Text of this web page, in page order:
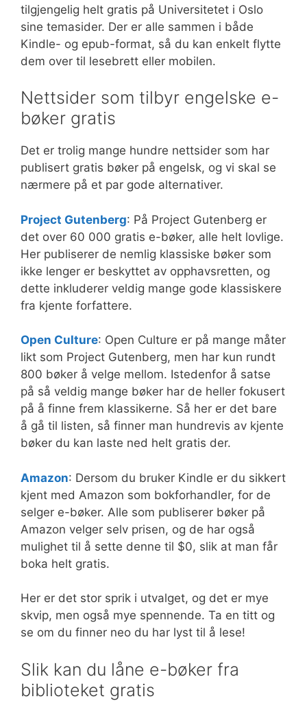
tilgjengelig helt gratis på Universitetet i Oslo
sine temasider. Der er alle sammen i både
Kindle- og epub-format, så du kan enkelt flytte
dem over til lesebrett eller mobilen.
Nettsider som tilbyr engelske e-
bøker gratis
Det er trolig mange hundre nettsider som har
publisert gratis bøker på engelsk, og vi skal se
nærmere på et par gode alternativer.
Project Gutenberg: På Project Gutenberg er
det over 60 000 gratis e-bøker, alle helt lovlige.
Her publiserer de nemlig klassiske bøker som
ikke lenger er beskyttet av opphavsretten, og
dette inkluderer veldig mange gode klassiskere
fra kjente forfattere.
Open Culture: Open Culture er på mange måter
likt som Project Gutenberg, men har kun rundt
800 bøker å velge mellom. Istedenfor å satse
på så veldig mange bøker har de heller fokusert
på å finne frem klassikerne. Så her er det bare
å gå til listen, så finner man hundrevis av kjente
bøker du kan laste ned helt gratis der.
Amazon: Dersom du bruker Kindle er du sikkert
kjent med Amazon som bokforhandler, for de
selger e-bøker. Alle som publiserer bøker på
Amazon velger selv prisen, og de har også
mulighet til å sette denne til $0, slik at man får
boka helt gratis.
Her er det stor sprik i utvalget, og det er mye
skvip, men også mye spennende. Ta en titt og
se om du finner neo du har lyst til å lese!
Slik kan du låne e-bøker fra
biblioteket gratis